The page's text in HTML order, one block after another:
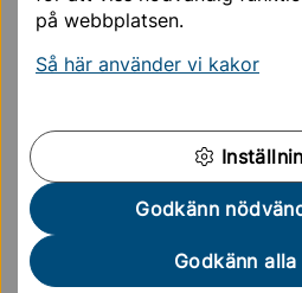
på webbplatsen.
Så här använder vi kakor
Godkänn
Godkänn
Personuppgifter
intresse”.
För mer information –
Hjälp oss
Ibland saknas det information